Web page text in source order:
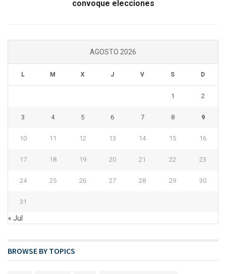
convoque elecciones
AGOSTO 2026
L M X J V S D
1 2
3 4 5 6 7 8 9
10 11 12 13 14 15 16
17 18 19 20 21 22 23
24 25 26 27 28 29 30
31
« Jul
BROWSE BY TOPICS